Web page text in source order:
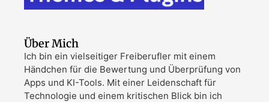
Über Mich
Ich bin ein vielseitiger Freiberufler mit einem
Händchen für die Bewertung und Überprüfung von
Apps und KI-Tools. Mit einer Leidenschaft für
Technologie und einem kritischen Blick bin ich